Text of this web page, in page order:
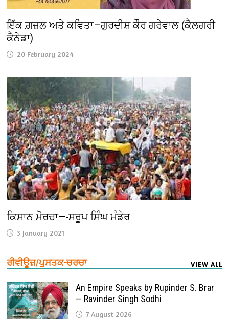
ਇੱਕ ਗ਼ਜ਼ਲ ਅਤੇ ਕਵਿਤਾ—ਗੁਰਦੀਸ਼ ਕੌਰ ਗਰੇਵਾਲ (ਕੈਲਗਰੀ
ਕੈਨੇਡਾ)
20 February 2024
ਕਿਸਾਨ ਮੋਰਚਾ—-ਸਰੂਪ ਸਿੰਘ ਮੰਡੇਰ
3 January 2021
ਰੀਵੀਊਜ਼/ਪੁਸਤਕ-ਚਰਚਾ VIEW ALL
An Empire Speaks by Rupinder S. Brar
— Ravinder Singh Sodhi
7 August 2026